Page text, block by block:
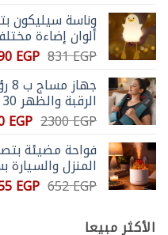
المنتج
الأصلي
هو:
6900 EGP.ألوان إضاءة
831EGP السعر
هو:
831 EGP.
EGP
الرقبة والظهر 30 وات
2300EGP السعر
هو:
2300 EGP.
EGP
فواحة مضيئة
المنزل والسيارة بسعة
652EGP السعر
EGP
الأكثر مبيعا